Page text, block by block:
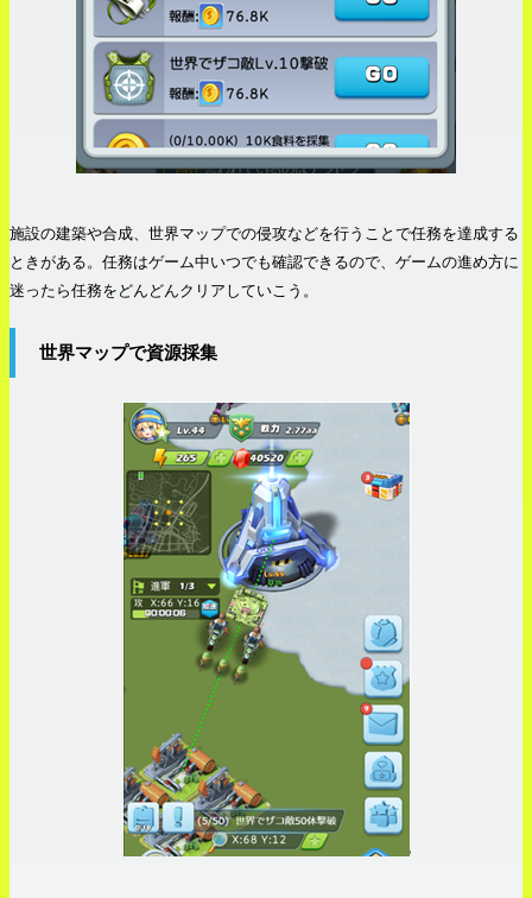
施設の建築や合成、世界マップでの侵攻などを行うことで任務を達成する
ときがある。任務はゲーム中いつでも確認できるので、ゲームの進め方に
迷ったら任務をどんどんクリアしていこう。
世界マップで資源採集